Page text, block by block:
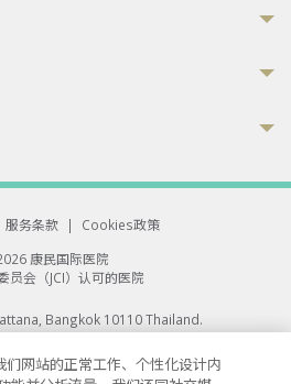
服务条款 |
Cookies政策
康民国际医院
员会（JCI）认可的医院
Bangkok 10110 Thailand.
rights reserved.
网站的正常工作、个性化设计内